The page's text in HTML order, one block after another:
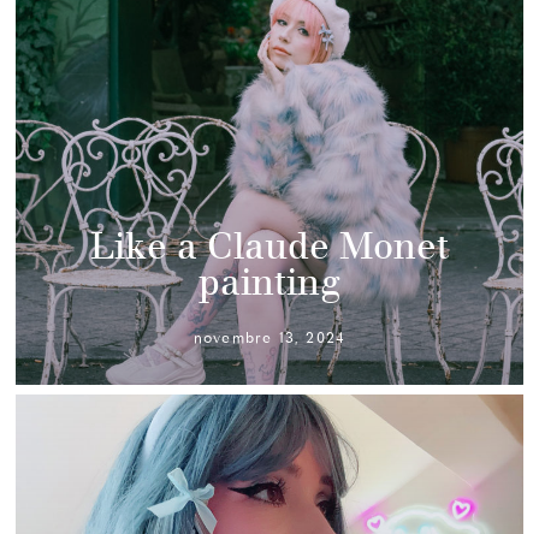
Like a Claude Monet
painting
novembre 13, 2024